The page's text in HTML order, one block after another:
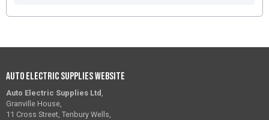
Auto Electric Supplies Website
Auto Electric Supplies Ltd ,
Granville House,
11 Cross Street, Tenbury Wells,